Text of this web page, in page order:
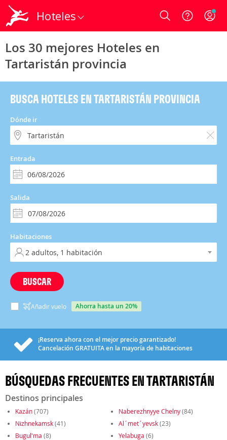
Hoteles Login
Los 30 mejores Hoteles en
Tartaristán provincia
BUSCA HOTELES EN TARTARISTÁN PROVINCIA
Dónde ir
Entrada
Salida
Habitaciones
BUSCAR
Añadir vuelo ahorra hasta un 20%
¡Reserva ahora con el mejor precio garantizado!
Cancelación GRATUITAen la mayoría de habitaciones
BÚSQUEDAS FRECUENTES EN TARTARISTÁN
Destinos principales
Kazán(707) Naberezhnyye Chelny(84)
Nizhnekamsk(41) Al´met´yevsk(23)
Bugul'ma (8) Yelabuga (6)